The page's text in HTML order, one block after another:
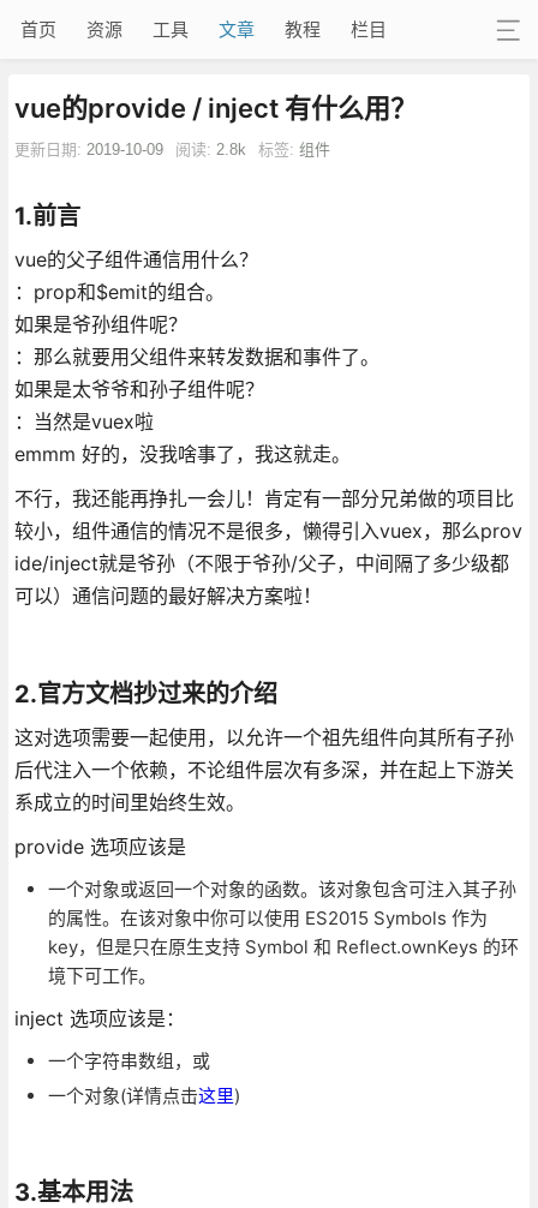
首页 资源 工具 文章 教程 栏目
vue的provide / inject 有什么用？
更新日期: 2019-10-09 阅读: 2.8k 标签: 组件
1.前言
vue的父子组件通信用什么？
：prop和$emit的组合。
如果是爷孙组件呢？
：那么就要用父组件来转发数据和事件了。
如果是太爷爷和孙子组件呢？
：当然是vuex啦
emmm 好的，没我啥事了，我这就走。
不行，我还能再挣扎一会儿！肯定有一部分兄弟做的项目比
较小，组件通信的情况不是很多，懒得引入vuex，那么prov
ide/inject就是爷孙（不限于爷孙/父子，中间隔了多少级都
可以）通信问题的最好解决方案啦！
2.官方文档抄过来的介绍
这对选项需要一起使用，以允许一个祖先组件向其所有子孙
后代注入一个依赖，不论组件层次有多深，并在起上下游关
系成立的时间里始终生效。
provide 选项应该是
一个对象或返回一个对象的函数。该对象包含可注入其子孙
的属性。在该对象中你可以使用 ES2015 Symbols 作为
key，但是只在原生支持 Symbol 和 Reflect.ownKeys 的环
境下可工作。
inject 选项应该是：
一个字符串数组，或
一个对象(详情点击这里)
3.基本用法